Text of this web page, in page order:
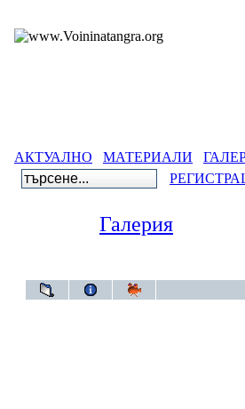
АКТУАЛНО МАТЕРИАЛИ
Галерия